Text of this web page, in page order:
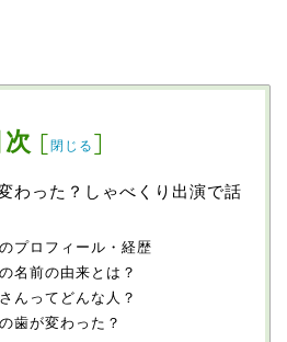
次 [閉じる ]
わった？しゃべくり出演で話
プロフィール・経歴
名前の由来とは？
んってどんな人？
歯が変わった？